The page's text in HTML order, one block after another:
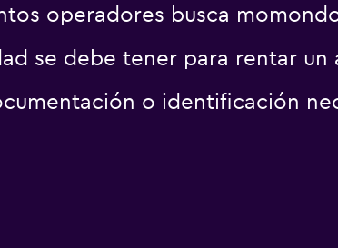
operadores busca
se debe tener para rentar un
o identificación